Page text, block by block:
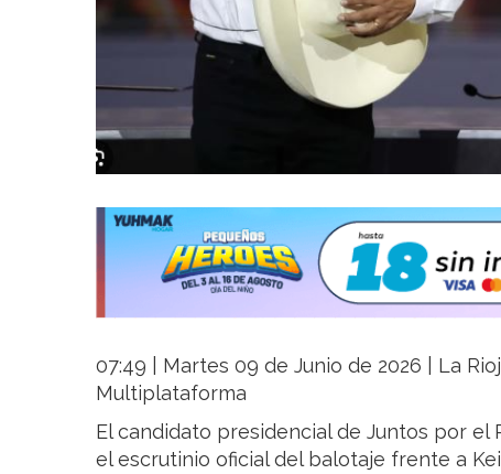
07:49 | Martes 09 de Junio de 2026 | La
Multiplataforma
El candidato presidencial de Juntos por el
el escrutinio oficial del balotaje frente a